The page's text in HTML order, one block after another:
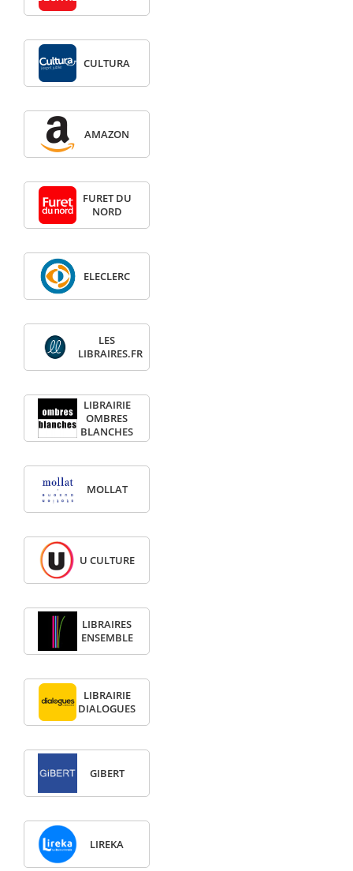
CULTURA
AMAZON
FURET DU
NORD
ELECLERC
LES
LIBRAIRES.FR
LIBRAIRIE
OMBRES
BLANCHES
MOLLAT
U CULTURE
LIBRAIRES
ENSEMBLE
LIBRAIRIE
DIALOGUES
GIBERT
LIREKA